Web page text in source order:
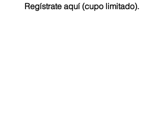
Regístrate aquí (cupo limitado).